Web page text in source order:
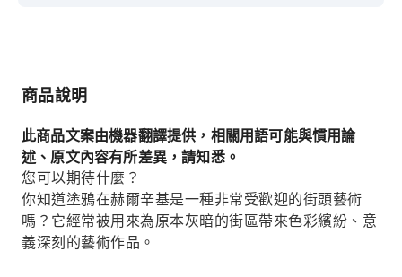
商品說明
此商品文案由機器翻譯提供，相關用語可能與慣用論
述、原文內容有所差異，請知悉。
您可以期待什麼？
你知道塗鴉在赫爾辛基是一種非常受歡迎的街頭藝術
嗎？它經常被用來為原本灰暗的街區帶來色彩繽紛、意
義深刻的藝術作品。